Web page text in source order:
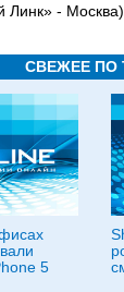
- Москва).
СВЕЖЕЕ ПО
5